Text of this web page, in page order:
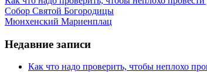
Собор Святой Богородицы
Мюнхенский Мариенплац
Недавние записи
Как что надо проверить, чтобы неплохо